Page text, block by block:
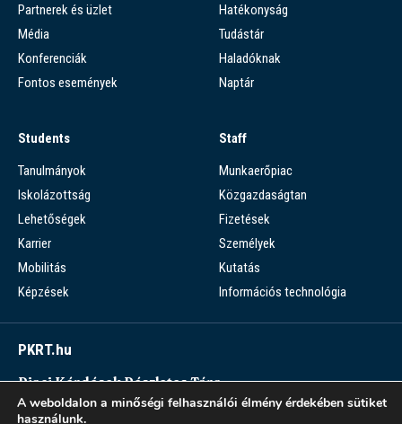
Partnerek és üzlet
Média
Konferenciák
Fontos események
Hatékonyság
Tudástár
Haladóknak
Naptár
Students
Tanulmányok
Iskolázottság
Lehetőségek
Karrier
Mobilitás
Képzések
Staff
Munkaerőpiac
Közgazdaságtan
Fizetések
Személyek
Kutatás
Információs technológia
PKRT.hu
Piaci Kérdések Részletes Tára
PKRT >
A weboldalon a minőségi felhasználói élmény érdekében sütiket
használunk.